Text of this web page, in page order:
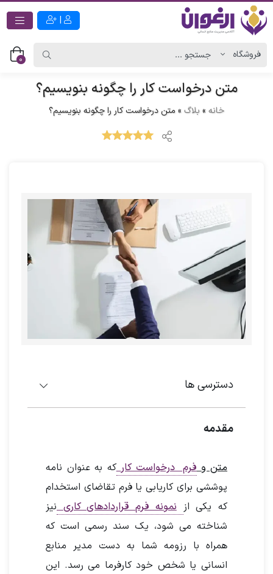
|
0
متن درخواست کار را چگونه بنویسیم؟
خانه »بلاگ »متن درخواست کار را چگونه بنویسیم؟
دسترسی ها
مقدمه
متن و فرم درخواست کار که به عنوان نامه
پوششی برای کاریابی یا فرم تقاضای استخدام
که یکی از نمونه فرمقراردادهای کاری نیز
شناخته می شود، یک سند رسمی است که
همراه با رزومه شما به دست مدیر منابع
انسانی یا شخص خود کارفرما می رسد. این